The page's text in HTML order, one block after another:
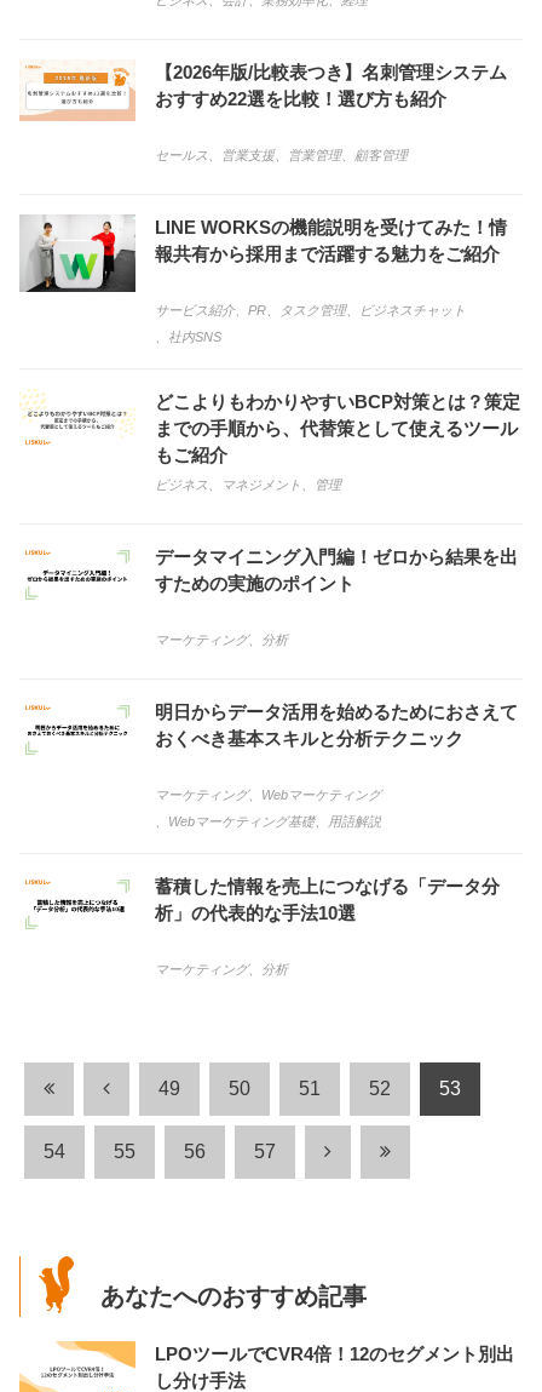
【2026年版/比較表つき】名刺管理システム
おすすめ22選を比較！選び方も紹介
セールス 営業支援、 営業管理、 顧客管理
LINE WORKSの機能説明を受けてみた！情
報共有から採用まで活躍する魅力をご紹介
サービス紹介、 PR タスク管理、
ビジネスチャット
社内SNS
どこよりもわかりやすいBCP対策とは？策定
までの手順から、代替策として使えるツール
もご紹介
ビジネス マネジメント 管理
データマイニング入門編！ゼロから結果を出
すための実施のポイント
マーケティング、 分析
明日からデータ活用を始めるためにおさえて
おくべき基本スキルと分析テクニック
マーケティング、 Webマーケティング
Webマーケティング基礎、 用語解説
蓄積した情報を売上につなげる「データ分
析」の代表的な手法10選
マーケティング、 分析
49 50 51 52 53
54 55 56 57
あなたへのおすすめ記事
LPOツールでCVR4倍！12のセグメント別出
し分け手法